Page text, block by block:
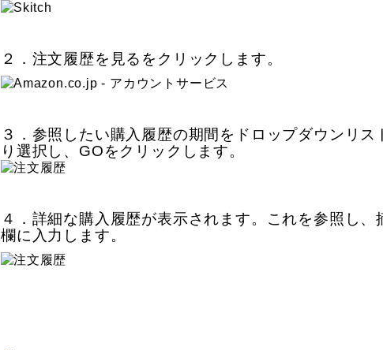
２．注文履歴を見るをクリックします。
３．参照したい購入履歴の期間をドロップダウンリス
り選択し、GOをクリックします。
４．詳細な購入履歴が表示されます。これを参照し、
欄に入力します。